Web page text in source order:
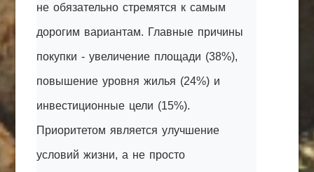
не обязательно стремятся к самым
дорогим вариантам. Главные причины
покупки - увеличение площади (38%),
повышение уровня жилья (24%) и
инвестиционные цели (15%).
Приоритетом является улучшение
условий жизни, а не просто